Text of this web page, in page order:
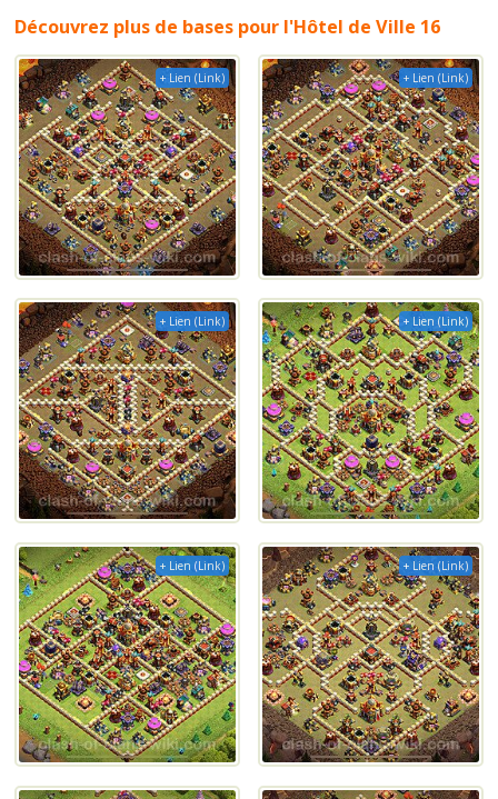
Découvrez plus de bases pour l'Hôtel de Ville 16
+ Lien (Link) + Lien (Link)
+ Lien (Link) + Lien (Link)
+ Lien (Link) + Lien (Link)